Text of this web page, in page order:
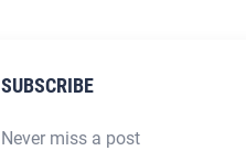
SUBSCRIBE
Never miss a post